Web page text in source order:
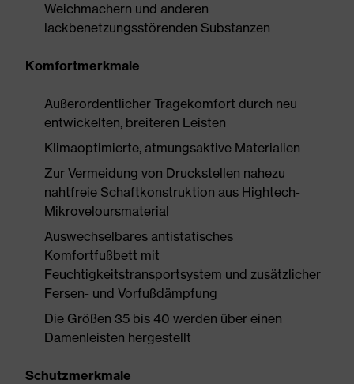
Weichmachern und anderen
lackbenetzungsstörenden Substanzen
Komfortmerkmale
Außerordentlicher Tragekomfort durch neu
entwickelten, breiteren Leisten
Klimaoptimierte, atmungsaktive Materialien
Zur Vermeidung von Druckstellen nahezu
nahtfreie Schaftkonstruktion aus Hightech-
Mikroveloursmaterial
Auswechselbares antistatisches
Komfortfußbett mit
Feuchtigkeitstransportsystem und zusätzlicher
Fersen- und Vorfußdämpfung
Die Größen 35 bis 40 werden über einen
Damenleisten hergestellt
Schutzmerkmale